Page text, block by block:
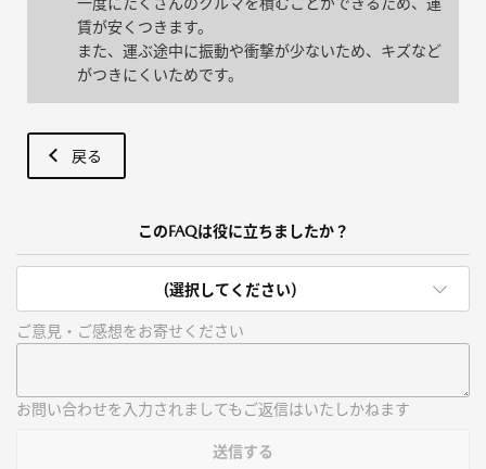
一度にたくさんのクルマを積むことができるため、運
賃が安くつきます。
また、運ぶ途中に振動や衝撃が少ないため、キズなど
がつきにくいためです。
戻る
このFAQは役に立ちましたか？
(選択してください)
ご意見・ご感想をお寄せください
お問い合わせを入力されましてもご返信はいたしかねます
送信する